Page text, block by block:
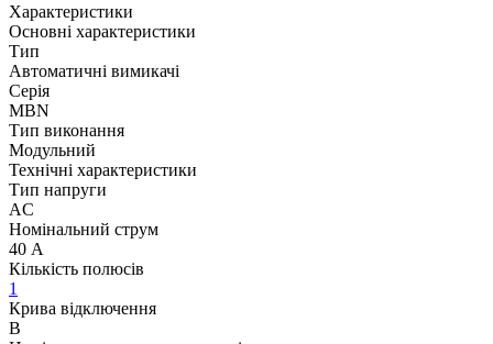
Характеристики
Основні характеристики
Тип
Автоматичні вимикачі
Серія
MBN
Тип виконання
Модульний
Технічні характеристики
Тип напруги
AC
Номінальний струм
40 А
Кількість полюсів
1
Крива відключення
B